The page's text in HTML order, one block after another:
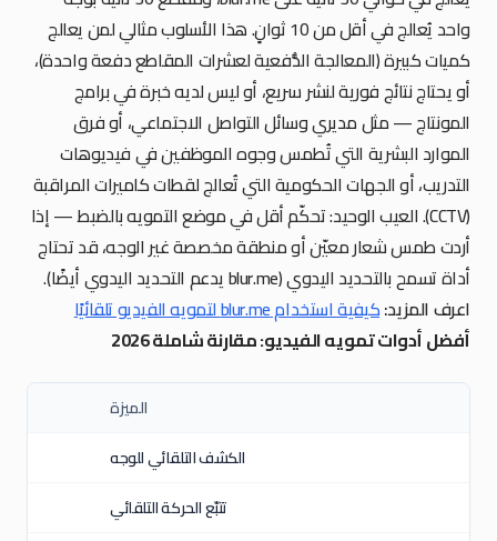
واحد يُعالج في أقل من 10 ثوانٍ. هذا الأسلوب مثالي لمن يعالج
كميات كبيرة (المعالجة الدُّفعية لعشرات المقاطع دفعة واحدة)،
أو يحتاج نتائج فورية لنشر سريع، أو ليس لديه خبرة في برامج
المونتاج — مثل مديري وسائل التواصل الاجتماعي، أو فرق
الموارد البشرية التي تُطمس وجوه الموظفين في فيديوهات
التدريب، أو الجهات الحكومية التي تُعالج لقطات كاميرات المراقبة
(CCTV). العيب الوحيد: تحكّم أقل في موضع التمويه بالضبط — إذا
أردت طمس شعار معيّن أو منطقة مخصصة غير الوجه، قد تحتاج
أداة تسمح بالتحديد اليدوي (blur.me يدعم التحديد اليدوي أيضًا).
اعرف المزيد:كيفية استخدام blur.me لتمويه الفيديو تلقائيًا
أفضل أدوات تمويه الفيديو: مقارنة شاملة 2026
الميزة
الكشف التلقائي للوجه
تتبّع الحركة التلقائي